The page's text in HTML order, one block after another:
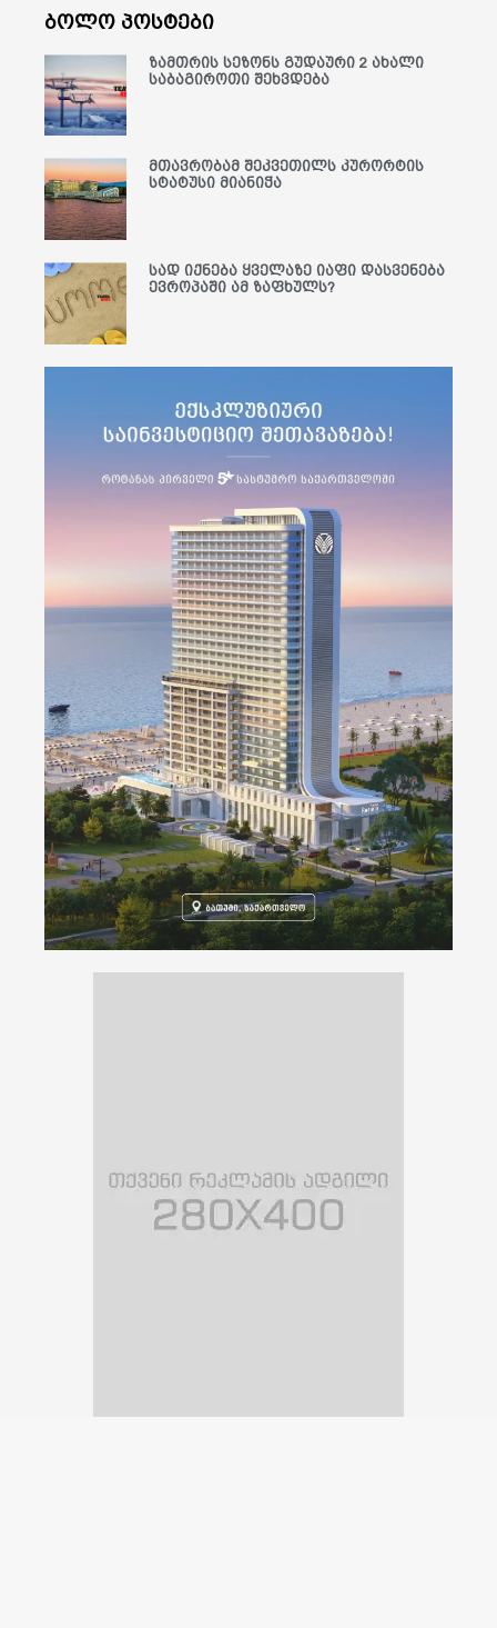
ბოლო პოსტები
ზამთრის სეზონს გუდაური 2 ახალი
საბაგიროთი შეხვდება
მთავრობამ შეკვეთილს კურორტის
სტატუსი მიანიჭა
სად იქნება ყველაზე იაფი დასვენება
ევროპაში ამ ზაფხულს?